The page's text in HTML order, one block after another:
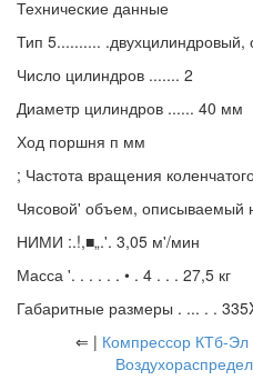
Технические данные
Тип 5.......... .двухцилиндровый,
Число цилиндров ....... 2
Диаметр цилиндров ...... 40 мм
Ход поршня п мм
; Частота вращения
Чясовой' объем, описываемый
НИМИ :.!,■„.'. 3,05 м'/мин
Масса '. . . . . . • . 4 . . . 27,5 кг
Габаритные размеры . ... . .
⇐ | Компрессор КТб-Эл